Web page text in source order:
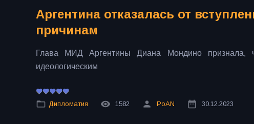
Аргентина отказалась от
причинам
Глава МИД Аргентины Диана Мондино признала,
идеологическим
Дипломатия 1582 PoAN 30.12.2023